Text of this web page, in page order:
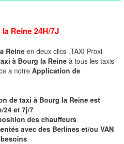
Reine 24H/7J
Reine en deux clics .TAXI Proxi
à Bourg la Reine à tous les taxis
a notreApplication de
de taxi à Bourg la Reine est
24 et 7j/7
des chauffeurs
avec des Berlines et/ou VAN